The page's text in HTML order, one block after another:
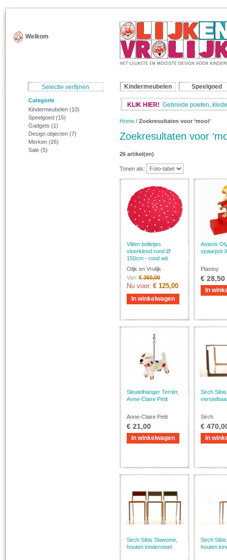
Welkom
Kindermeubelen Speelgoed
KLIK HIER! Gebreide poefen,
Home / Zoekresultaten voor ‘mooi’
Zoekresultaten voor
26 artikel(en)
Tonen als:
Vilten bolletjes
vloerkleed rond Ø
150cm - rood wit
Olijk en Vrolijk
Van: € 350,00
Nu voor: € 125,00
In winkelwagen
Asterix
spaarpot
Plastoy
€ 28,50
In
Sleutelhanger Terriër,
Anne-Claire Petit
Anne-Claire Petit
€ 21,00
In winkelwagen
Sirch
Sirch
€
In
Sirch Sibis Slawomir,
houten kinderstoel
Sirch
houten
Selectie verfijnen
Categorie
Kindermeubelen (10)
Speelgoed (15)
Gadgets (1)
Design objecten (7)
Merken (26)
Sale (5)